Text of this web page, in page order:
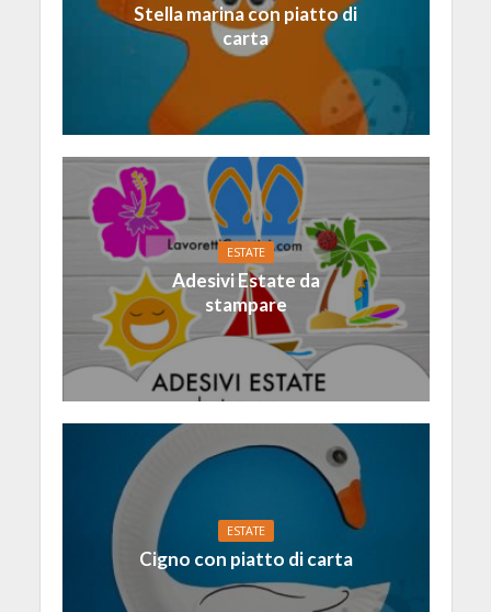
Stella marina con piatto di
carta
ESTATE
Adesivi Estate da
stampare
ESTATE
Cigno con piatto di carta